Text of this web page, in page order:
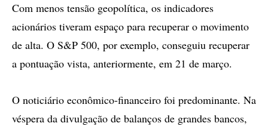
Com menos tensão geopolítica, os indicadores
acionários tiveram espaço para recuperar o movimento
de alta. O S&P 500, por exemplo, conseguiu recuperar
a pontuação vista, anteriormente, em 21 de março.
O noticiário econômico-financeiro foi predominante. Na
véspera da divulgação de balanços de grandes bancos,